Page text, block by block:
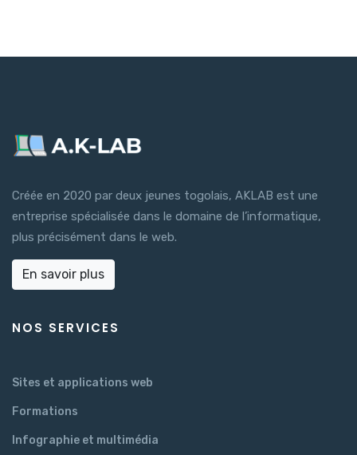
Créée en 2020 par deux jeunes togolais, AKLAB est une
entreprise spécialisée dans le domaine de l’informatique,
plus précisément dans le web.
En savoir plus
NOS SERVICES
Sites et applications web
Formations
Infographie et multimédia